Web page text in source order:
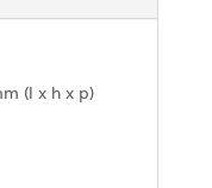
(l x h x p)